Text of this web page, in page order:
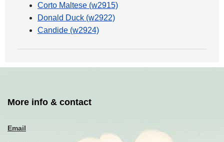
Corto Maltese (w2915)
Donald Duck (w2922)
Candide (w2924)
More info & contact
Email